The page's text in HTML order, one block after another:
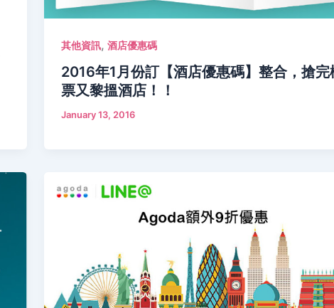
其他資訊,酒店優惠碼
2016年1月份訂【酒店優惠碼】整合，搶完
票又黎搵酒店！！
January 13, 2016